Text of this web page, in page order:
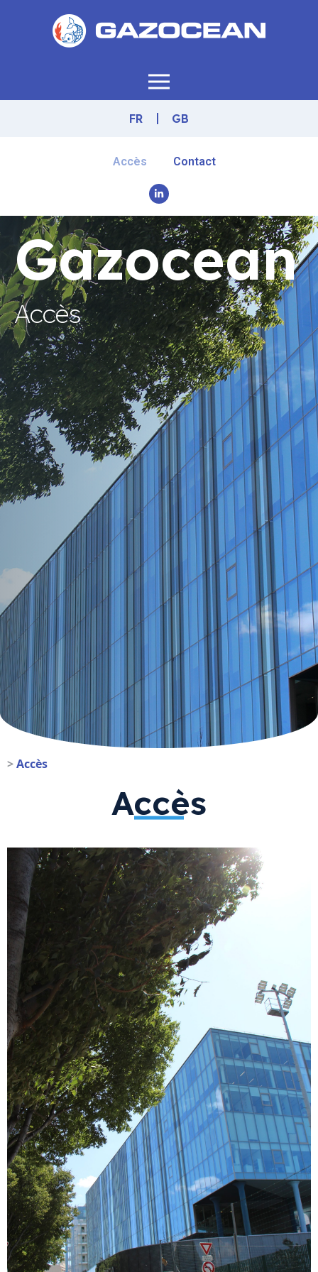
FR GB
Accès Contact
Gazocean
Accès
>Accès
Accès